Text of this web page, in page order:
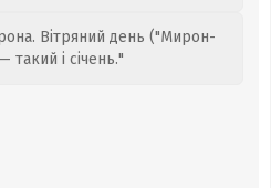
Вітряний день ("Мирон-
і січень."